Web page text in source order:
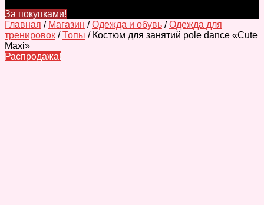
За покупками!
Главная / Магазин /Одежда и обувь /Одежда для
тренировок /Топы / Костюм для занятий pole dance «Cute
Maxi»
Распродажа!